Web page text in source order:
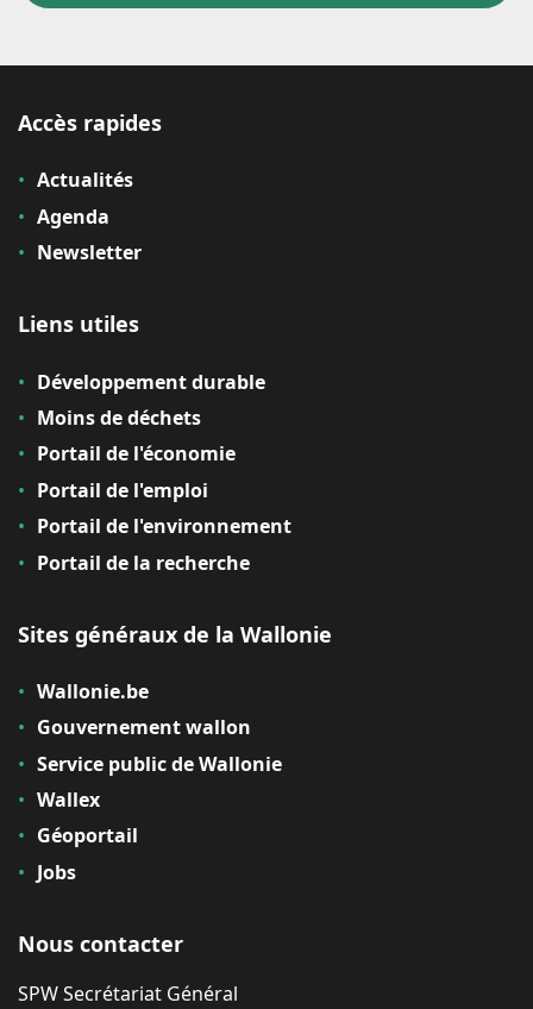
Accès rapides
Actualités
Agenda
Newsletter
Liens utiles
Développement durable
Moins de déchets
Portail de l'économie
Portail de l'emploi
Portail de l'environnement
Portail de la recherche
Sites généraux de la Wallonie
Wallonie.be
Gouvernement wallon
Service public de Wallonie
Wallex
Géoportail
Jobs
Nous contacter
SPW Secrétariat Général